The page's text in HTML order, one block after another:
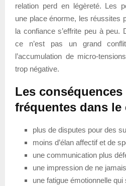
relation perd en légèreté. Les
une place énorme, les réussites
la confiance s’effrite peu à peu.
ce n’est pas un grand
l’accumulation de micro-
trop négative.
Les
fréquentes dans le
plus de disputes pour des
moins d’élan affectif et de
une communication plus
une impression de ne
une fatigue émotionnelle